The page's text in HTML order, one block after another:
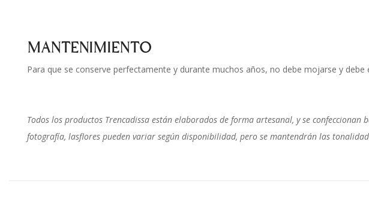
MANTENIMIENTO
Para que se conserve perfectamente y durante muchos años, no debe mojarse y debe
Todos los productos Trencadissa están elaborados de forma artesanal, y se
fotografía, lasflores pueden variar según disponibilidad, pero se mantendrán las